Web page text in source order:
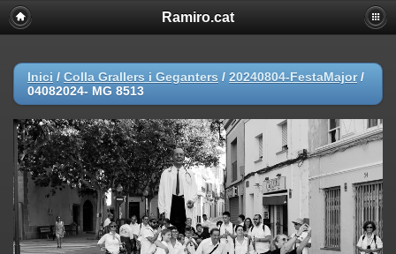
Ramiro.cat
Inici / Colla Grallers i Geganters / 20240804-FestaMajor/
04082024- MG 8513